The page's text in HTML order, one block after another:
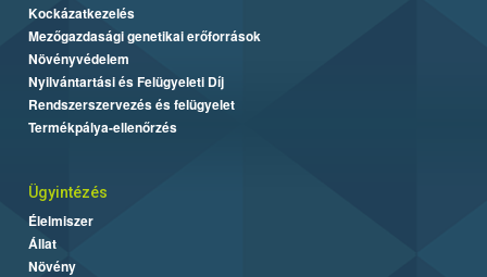
Kockázatkezelés
Mezőgazdasági genetikai erőforrások
Növényvédelem
Nyilvántartási és Felügyeleti Díj
Rendszerszervezés és felügyelet
Termékpálya-ellenőrzés
Ügyintézés
Élelmiszer
Állat
Növény